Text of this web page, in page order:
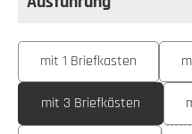
Ausführungauswählen
mit 1 Briefkasten
mit 3 Briefkästen